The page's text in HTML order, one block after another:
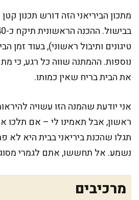
מתכון הביריאני הזה דורש תכנון
נוספות. ההמתנה שווה כל רגע, כי
את הבית בריח שאין כמותו.
אני יודעת שהמנה הזו עשויה
ראשון, אבל תאמינו לי – אם תלכו
תגלו שהכנת ביריאני בבית היא לא
נשמע. אל תחששו, אתם לגמרי
מרכיבים